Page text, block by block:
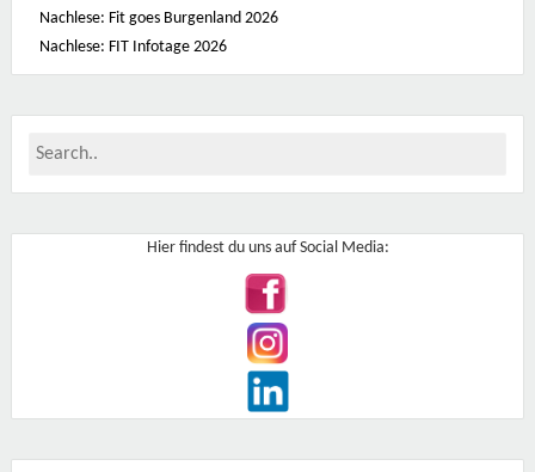
Nachlese: Fit goes Burgenland 2026
Nachlese: FIT Infotage 2026
Hier findest du uns auf Social Media: